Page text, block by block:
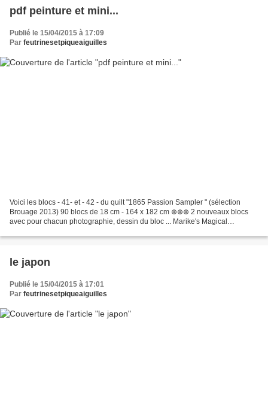
pdf peinture et mini...
Publié le 15/04/2015 à 17:09
Par feutrinesetpiqueaiguilles
Voici les blocs - 41- et - 42 - du quilt "1865 Passion Sampler " (sélection
Brouage 2013) 90 blocs de 18 cm - 164 x 182 cm ⊕⊕⊕ 2 nouveaux blocs
avec pour chacun photographie, dessin du bloc ... Marike's Magical
le japon
Publié le 15/04/2015 à 17:01
Par feutrinesetpiqueaiguilles